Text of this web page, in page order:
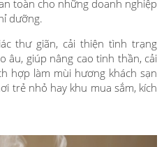
toàn cho những doanh nghiệp
dưỡng.
thư giãn, cải thiện tình trạng
âu, giúp nâng cao tinh thần, cải
hợp làm mùi hương khách sạn
trẻ nhỏ hay khu mua sắm, kích